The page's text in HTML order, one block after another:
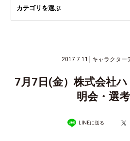
2017.7.11 キャラクター
7月7日(金）株式会社
明会・選
LINEに送る